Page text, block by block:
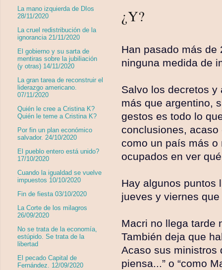
¿Y?
Han pasado más de
ninguna medida de
Salvo los decretos
más que argentino,
gestos es todo lo
conclusiones,
como un país más
ocupados en ver
Hay algunos puntos
jueves y viernes
Macri no llega tarde
También deja que
Acaso sus ministros
piensa...” o “como
La mano izquierda de DIos
28/11/2020
La cruel redistribución de la
ignorancia 21/11/2020
El gobierno y su sarta de
mentiras sobre la jubiliación
(y otras) 14/11/2020
La gran tarea de reconstruir el
liderazgo americano.
07/11/2020
Quién le cree a Cristina K?
Quién le teme a Cristina K?
Por fin un plan económico
salvador. 24/10/2020
El pueblo entero está unido?
17/10/2020
Cuando la igualdad se vuelve
impuestos 10/10/2020
Fin de fiesta 03/10/2020
La Corte de los milagros
26/09/2020
No se trata de la economía,
estúpido. Se trata de la
libertad
El pecado Capital de
Fernández. 12/09/2020